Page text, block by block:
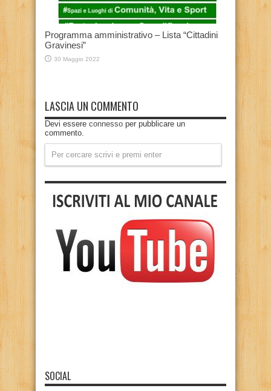
Programma amministrativo – Lista “Cittadini
Gravinesi”
30 Maggio 2022
LASCIA UN COMMENTO
Devi essere connesso per pubblicare un
commento.
SOCIAL